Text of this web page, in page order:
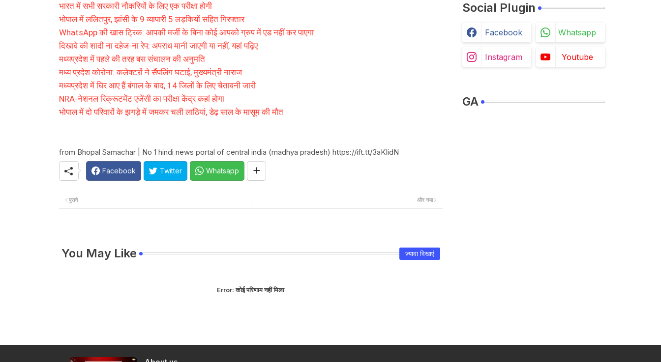
भारत में सभी सरकारी नौकरियों के लिए एक परीक्षा होगी
भोपाल में ललितपुर, झांसी के 9 व्यापारी 5 लड़कियों सहित गिरफ्तार
WhatsApp की खास ट्रिक: आपकी मर्जी के बिना कोई आपको ग्रुप में एड नहीं कर पाएगा
दिखावे की शादी ना दहेज-ना रेप: अपराध मानी जाएगी या नहीं, यहां पढ़िए
मध्यप्रदेश में पहले की तरह बस संचालन की अनुमति
मध्य प्रदेश कोरोना: कलेक्टरों ने सैंपलिंग घटाई, मुख्यमंत्री नाराज
मध्यप्रदेश में घिर आए हैं बंगाल के बाद, 14 जिलों के लिए चेतावनी जारी
NRA-नेशनल रिक्रूटमेंट एजेंसी का परीक्षा केंद्र कहां होगा
भोपाल में दो परिवारों के झगड़े में जमकर चली लाठियां, डेढ़ साल के मासूम की मौत
from Bhopal Samachar | No 1 hindi news portal of central india (madhya pradesh) https://ift.tt/3aKIidN
Facebook Twitter Whatsapp
और नया
पुराने
You May Like ज़्यादा दिखाएं
Error:कोई परिणाम नहीं मिला
Social Plugin
Facebook Whatsapp
Instagram Youtube
GA